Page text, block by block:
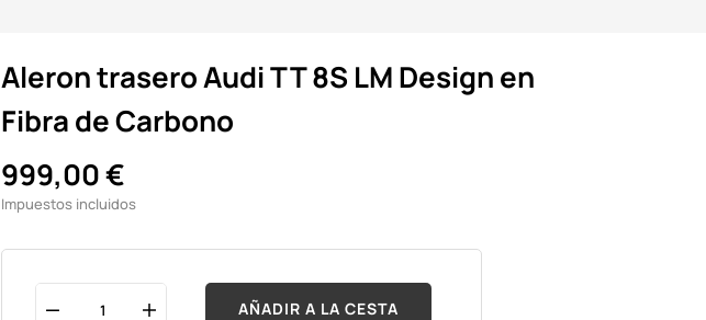
Aleron trasero Audi TT 8S LM Design en
Fibra de Carbono
999,00 €
Impuestos incluidos
AÑADIR A LA CESTA